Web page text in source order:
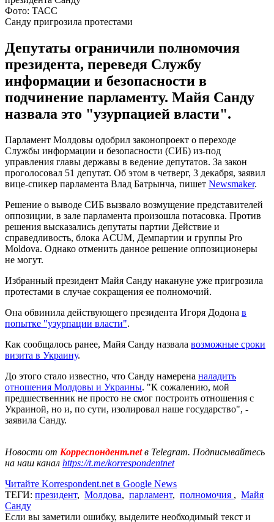
Фото: ТАСС
Санду пригрозила протестами
Депутаты ограничили полномочия
президента, переведя Службу
информации и безопасности в
подчинение парламенту. Майя Санду
назвала это "узурпацией власти".
Парламент Молдовы одобрил законопроект о переходе
Службы информации и безопасности (СИБ) из-под
управления главы державы в ведение депутатов. За закон
проголосовал 51 депутат. Об этом в четверг, 3 декабря, заявил
вице-спикер парламента Влад Батрынча, пишет Newsmaker.
Решение о выводе СИБ вызвало возмущение представителей
оппозиции, в зале парламента произошла потасовка. Против
решения высказались депутаты партии Действие и
справедливость, блока ACUM, Демпартии и группы Pro
Moldova. Однако отменить данное решение оппозиционеры
не могут.
Избранный президент Майя Санду накануне уже пригрозила
протестами в случае сокращения ее полномочий.
Она обвинила действующего президента Игоря Додона в
попытке "узурпации власти".
Как сообщалось ранее, Майя Санду назвала возможные сроки
визита в Украину.
До этого стало известно, что Санду намерена наладить
отношения Молдовы и Украины. "К сожалению, мой
предшественник не просто не смог построить отношения с
Украиной, но и, по сути, изолировал наше государство", -
заявила Санду.
Новости от Корреспондент.netв Telegram. Подписывайтесь
на наш канал https://t.me/korrespondentnet
Читайте Korrespondent.net в Google News
ТЕГИ: президент, Молдова, парламент, полномочия , Майя
Санду
Если вы заметили ошибку, выделите необходимый текст и